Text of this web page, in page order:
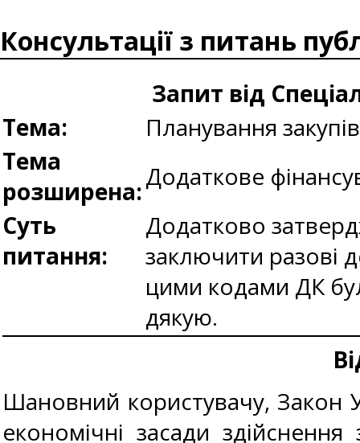
Консультації з питань
Запит від
Тема:
Планування
Тема
розширена:Додаткове
Суть
питання:
Додатково
заключити разові
цими кодами ДК
дякую.
Шановний користувачу, Закон
економічні засади